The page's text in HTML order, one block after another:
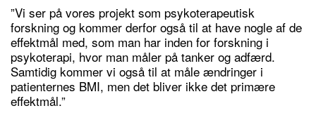
”Vi ser på vores projekt som psykoterapeutisk
forskning og kommer derfor også til at have nogle af de
effektmål med, som man har inden for forskning i
psykoterapi, hvor man måler på tanker og adfærd.
Samtidig kommer vi også til at måle ændringer i
patienternes BMI, men det bliver ikke det primære
effektmål.”